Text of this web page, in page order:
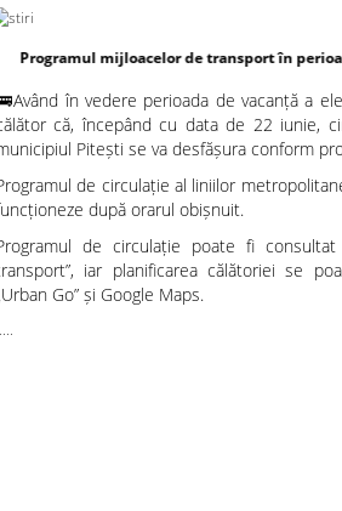
transport în perioada vacanței de vară a
în vedere perioada de vacanță a
că, începând cu data de 22 iunie,
Pitești se va desfășura conform
de circulație al liniilor
după orarul obișnuit.
de circulație poate fi
iar planificarea călătoriei se
Go” și Google Maps.